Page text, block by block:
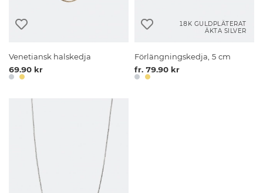
Venetiansk halskedja
69.90 kr
18K GULDPLÄTERAT
ÄKTA SILVER
Förlängningskedja, 5 cm
fr. 79.90 kr